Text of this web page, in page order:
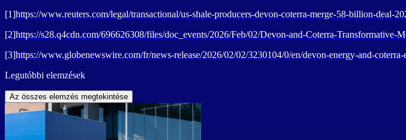
[1]https://www.reuters.com/legal/transactional/us-shale-producers-devon-coterra-merge-58-billion-deal-
[2]https://s28.q4cdn.com/696626308/files/doc_events/2026/Feb/02/Devon-and-Coterra-Transformative-
[3]https://www.globenewswire.com/fr/news-release/2026/02/02/3230104/0/en/devon-energy-and-
Legutóbbi elemzések
Az összes elemzés megtekintése